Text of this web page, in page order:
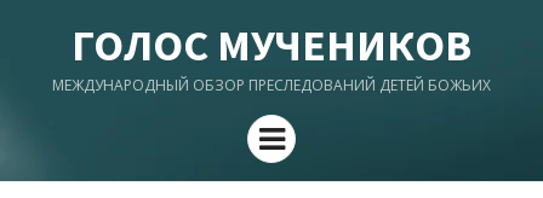
ГОЛОС МУЧЕНИКОВ
МЕЖДУНАРОДНЫЙ ОБЗОР ПРЕСЛЕДОВАНИЙ ДЕТЕЙ БОЖЬИХ
Menu